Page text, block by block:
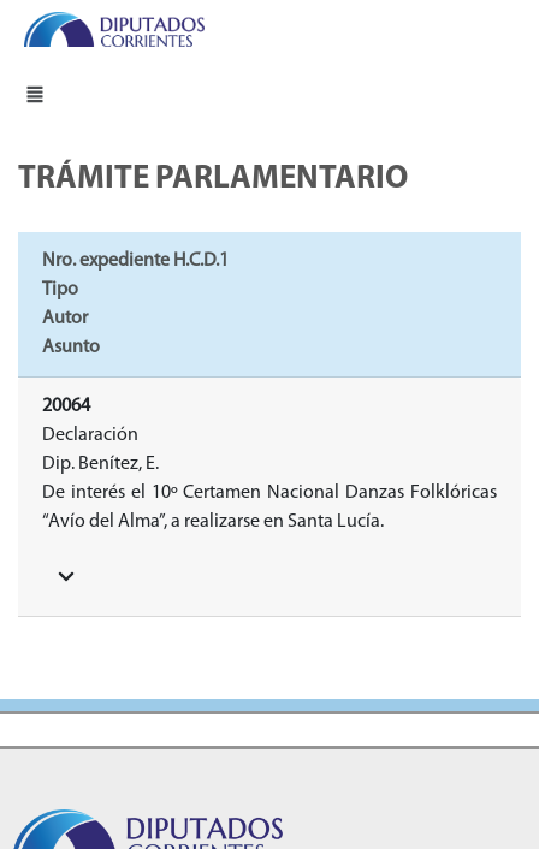
TRÁMITE PARLAMENTARIO
Nro. expediente H.C.D.1
Tipo
Autor
Asunto
20064
Declaración
Dip. Benítez, E.
De interés el 10º Certamen Nacional Danzas Folklóricas
“Avío del Alma”, a realizarse en Santa Lucía.